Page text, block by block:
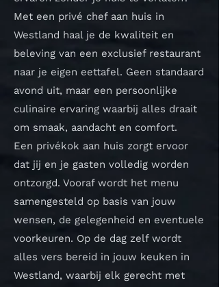
Met een privé chef aan huis in
Westland haal je de kwaliteit en
beleving van een exclusief restaurant
naar je eigen eettafel. Geen standaard
avond uit, maar een persoonlijke
culinaire ervaring waarbij alles draait
om smaak, aandacht en comfort.
Een privékok aan huis zorgt ervoor
dat jij en je gasten volledig worden
ontzorgd. Vooraf wordt het menu
samengesteld op basis van jouw
wensen, de gelegenheid en eventuele
voorkeuren. Op de dag zelf wordt
alles vers bereid in jouw keuken in
Westland, waarbij elk gerecht met